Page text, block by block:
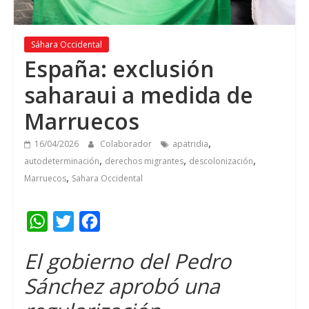
Sáhara Occidental
España: exclusión
saharaui a medida de
Marruecos
16/04/2026 Colaborador apatridia,
autodeterminación, derechos migrantes, descolonización,
Marruecos, Sahara Occidental
W
a
t
s
i
t
t
c
e
b
El gobierno del Pedro
Sánchez aprobó una